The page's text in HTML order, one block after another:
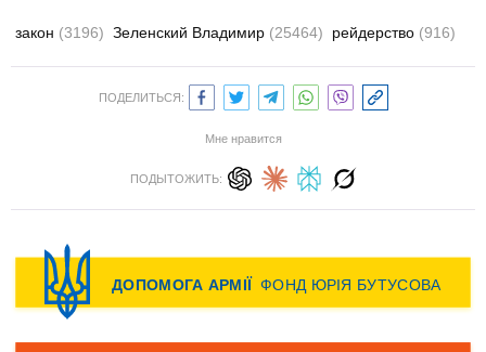
закон (3196) Зеленский Владимир (25464) рейдерство (916)
ПОДЕЛИТЬСЯ:
Мне нравится
ПОДЫТОЖИТЬ: